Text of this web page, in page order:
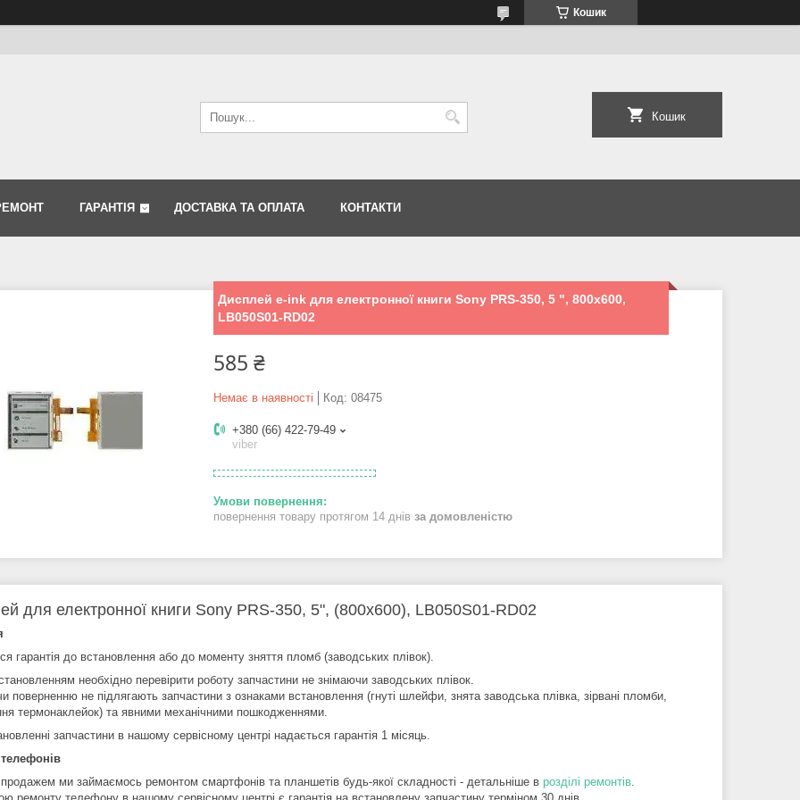
Кошик
Кошик
ГАРАНТІЯ ДОСТАВКА ТА ОПЛАТА КОНТАКТИ
Дисплей e-ink для електронної книги Sony PRS-350, 5 ", 800x600,
LB050S01-RD02
585 ₴
Немає в наявності Код: 08475
+380 (66) 422-79-49
viber
повернення товару протягом 14 днів за домовленістю
для електронної книги Sony PRS-350, 5", (800x600), LB050S01-RD02
гарантія до встановлення або до моменту зняття пломб (заводських плівок).
необхідно перевірити роботу запчастини не знімаючи заводських плівок.
поверненню не підлягають запчастини з ознаками встановлення (гнуті шлейфи, знята заводська плівка, зірвані пломби,
термонаклейок) та явними механічними пошкодженнями.
запчастини в нашому сервісному центрі надається гарантія 1 місяць.
ми займаємось ремонтом смартфонів та планшетів будь-якої складності - детальніше в розділі ремонтів